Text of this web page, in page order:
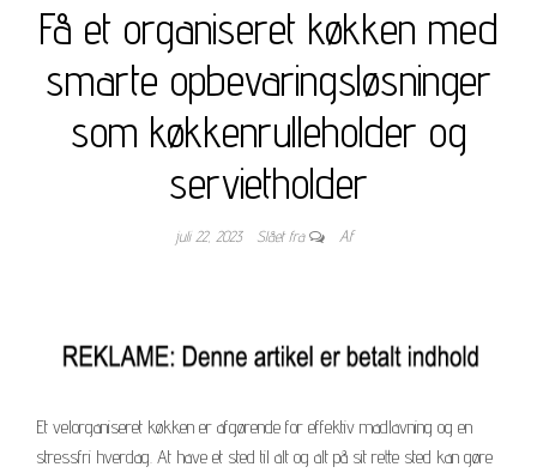
Få et organiseret køkken med
smarte opbevaringsløsninger
som køkkenrulleholder og
servietholder
juli 22, 2023 Slået fra Af
Et velorganiseret køkken er afgørende for effektiv madlavning og en
stressfri hverdag. At have et sted til alt og alt på sit rette sted kan gøre